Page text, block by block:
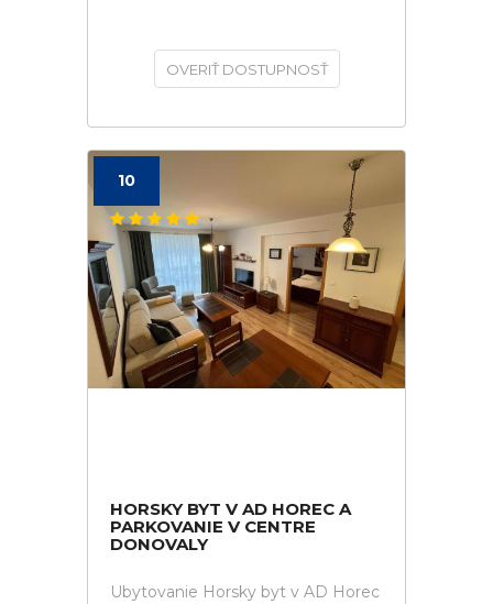
OVERIŤ DOSTUPNOSŤ
10
HORSKY BYT V AD HOREC A
PARKOVANIE V CENTRE
DONOVALY
Ubytovanie Horsky byt v AD Horec